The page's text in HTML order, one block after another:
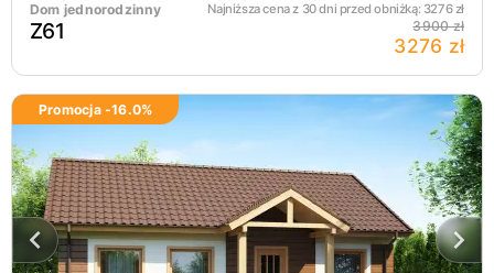
Dom jednorodzinny Najniższa cena z 30 dni przed obniżką: 3276zł
Z61 3900 zł
3276 zł
Promocja -16.0%